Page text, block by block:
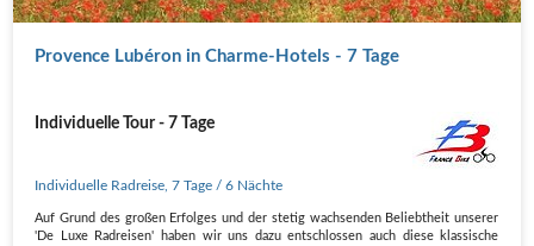
Provence Lubéron in Charme-Hotels - 7 Tage
Individuelle Tour - 7 Tage
Individuelle Radreise ,7 Tage / 6 Nächte
Auf Grund des großen Erfolges und der stetig wachsenden Beliebtheit unserer
'De Luxe Radreisen' haben wir uns dazu entschlossen auch diese klassische